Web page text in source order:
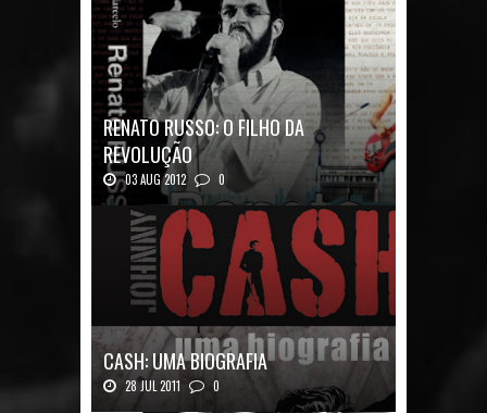
RENATO RUSSO: O FILHO DA
REVOLUÇÃO
03 AUG 2012 0
Renato Russo: O Filho da Revolução Autor: Car...
CASH: UMA BIOGRAFIA
28 JUL 2011 0
Quadrinhos alemães contam a história de um